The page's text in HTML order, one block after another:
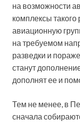
на возможности
комплексы такого
авиационную
на требуемом
разведки и
станут
дополнят ее и
Тем не менее, в
сначала